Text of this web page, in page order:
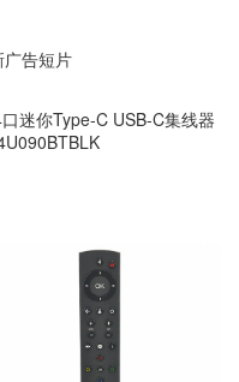
告短片
迷你Type-C USB-C集线器